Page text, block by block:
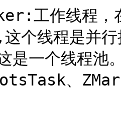
工作线程，
个线程是并行
是一个线程池
、